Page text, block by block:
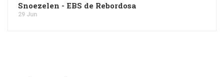
Snoezelen - EBS de Rebordosa
29 Jun